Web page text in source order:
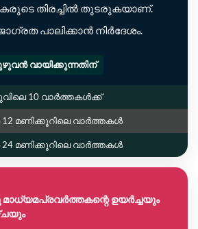
തിരച്ചിൽ തുടരുകയാണ്.
പാലിക്കാൻ നിർദേശം.
വായിക്കുന്നതിന്
10 വാർത്തകൾക്ക്
മണിക്കൂറിലെ വാർത്തകൾ
മണിക്കൂറിലെ വാർത്തകൾ
ഉയർച്ചയും